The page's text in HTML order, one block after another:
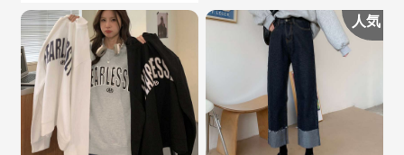
人気